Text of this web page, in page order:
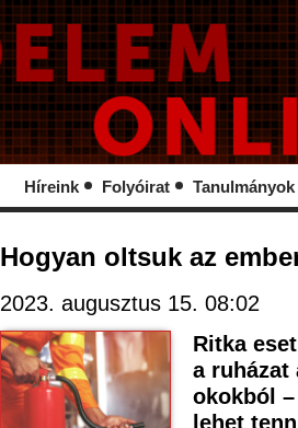
Híreink Folyóirat Tanulmányok
Hogyan oltsuk az
2023. augusztus 15. 08:02
Ritka
a ruházat
okokból
lehet